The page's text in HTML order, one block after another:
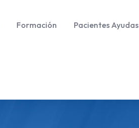
Formación Pacientes Ayudas